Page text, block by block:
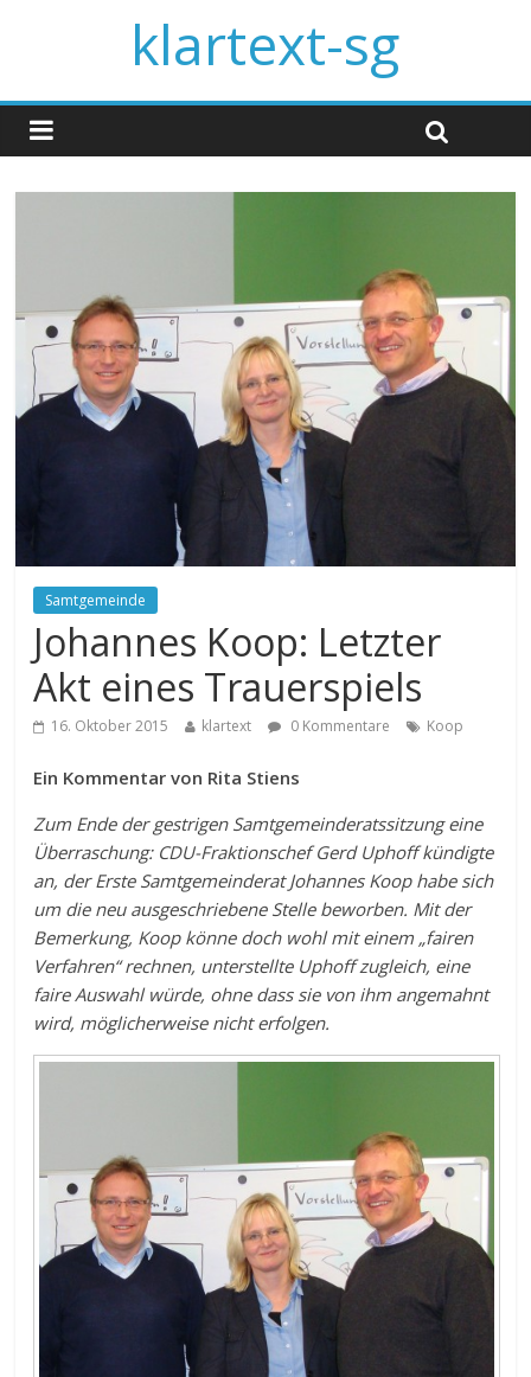
klartext-sg
Samtgemeinde
Johannes Koop: Letzter
Akt eines Trauerspiels
16. Oktober 2015 klartext 0 Kommentare Koop
Ein Kommentar von Rita Stiens
Zum Ende der gestrigen Samtgemeinderatssitzung eine
Überraschung: CDU-Fraktionschef Gerd Uphoff kündigte
an, der Erste Samtgemeinderat Johannes Koop habe sich
um die neu ausgeschriebene Stelle beworben. Mit der
Bemerkung, Koop könne doch wohl mit einem „fairen
Verfahren“ rechnen, unterstellte Uphoff zugleich, eine
faire Auswahl würde, ohne dass sie von ihm angemahnt
wird, möglicherweise nicht erfolgen.